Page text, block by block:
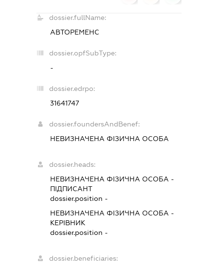
dossier.fullName:
АВТОРЕМЕНС
dossier.opfSubType:
-
dossier.edrpo:
31641747
dossier.foundersAndBenef:
НЕВИЗНАЧЕНА ФІЗИЧНА ОСОБА
dossier.heads:
НЕВИЗНАЧЕНА ФІЗИЧНА ОСОБА -
ПІДПИСАНТ
dossier.position -
НЕВИЗНАЧЕНА ФІЗИЧНА ОСОБА -
КЕРІВНИК
dossier.position -
dossier.beneficiaries: